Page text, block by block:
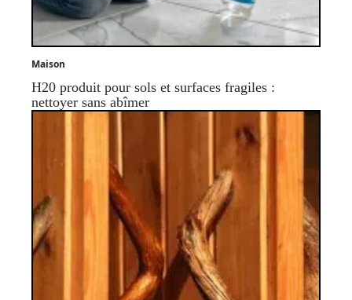
Maison
H20 produit pour sols et surfaces fragiles :
nettoyer sans abîmer